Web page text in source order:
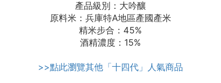
產品級別：大吟釀
原料米：兵庫特A地區產國產米
精米步合：45%
酒精濃度：15%
>>點此瀏覽其他「十四代」人氣商品